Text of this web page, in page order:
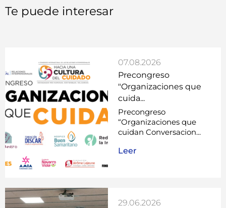
Te puede interesar
07.08.2026
Precongreso
"Organizaciones que
cuida...
Precongreso
“Organizaciones que
cuidan Conversacion...
Leer
29.06.2026